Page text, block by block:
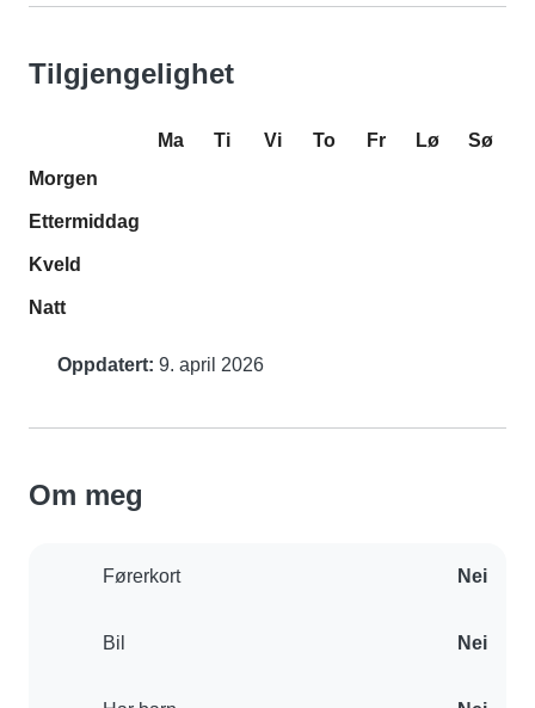
Tilgjengelighet
Ma Ti Vi To Fr Lø
Sø
Morgen
Ettermiddag
Kveld
Natt
Oppdatert: 9. april 2026
Om meg
Førerkort Nei
Bil Nei